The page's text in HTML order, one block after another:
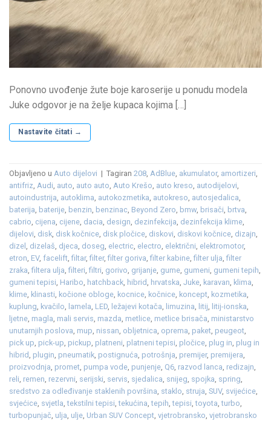
Ponovno uvođenje žute boje karoserije u ponudu modela
Juke odgovor je na želje kupaca kojima […]
Nastavite čitati →
Objavljeno u Auto dijelovi | Tagiran 208, AdBlue, akumulator, amortizeri,
antifriz, Audi, auto, auto auto, Auto Krešo, auto kreso, autodijelovi,
autoindustrija, autoklima, autokozmetika, autokreso, autosjedalica,
baterija, baterije, benzin, benzinac, Beyond Zero, bmw, brisači, brtva,
cabrio, cijena, cijene, dacia, design, dezinfekcija, dezinfekcija klime,
dijelovi, disk, disk kočnice, disk pločice, diskovi, diskovi kočnice, dizajn,
dizel , dizelaš, djeca, doseg, electric, electro, električni, elektromotor,
etron, EV, facelift,filtar,filter,filter goriva,filter kabine,filter ulja,filter
zraka,filtera ulja,filteri,filtri, gorivo, grijanje, gume, gumeni, gumeni tepih,
gumeni tepisi, Haribo, hatchback, hibrid, hrvatska, Juke, karavan, klima,
klime, klinasti, kočione obloge, kocnice, kočnice, koncept, kozmetika,
kuplung, kvačilo, lamela, LED, ležajevi kotača, limuzina, litij, litij-ionska,
ljetne, magla, mali servis, mazda, metlice, metlice brisača, ministarstvo
unutarnjih poslova, mup, nissan, obljetnica, oprema, paket, peugeot,
pick up, pick-up, pickup, platneni, platneni tepisi, pločice, plug in, plug in
hibrid, plugin, pneumatik, postignuća, potrošnja, premijer, premijera,
proizvodnja, promet, pumpa vode, punjenje, Q6, razvod lanca, redizajn,
reli, remen, rezervni, serijski, servis, sjedalica, snijeg, spojka, spring,
sredstvo za odleđivanje staklenih površina, staklo, struja, SUV, svijećice,
svjećice, svjetla,tekstilni tepisi,tekućina,tepih,tepisi,toyota,turbo,
turbopunjač, ulja, ulje, Urban SUV Concept, vjetrobransko, vjetrobransko